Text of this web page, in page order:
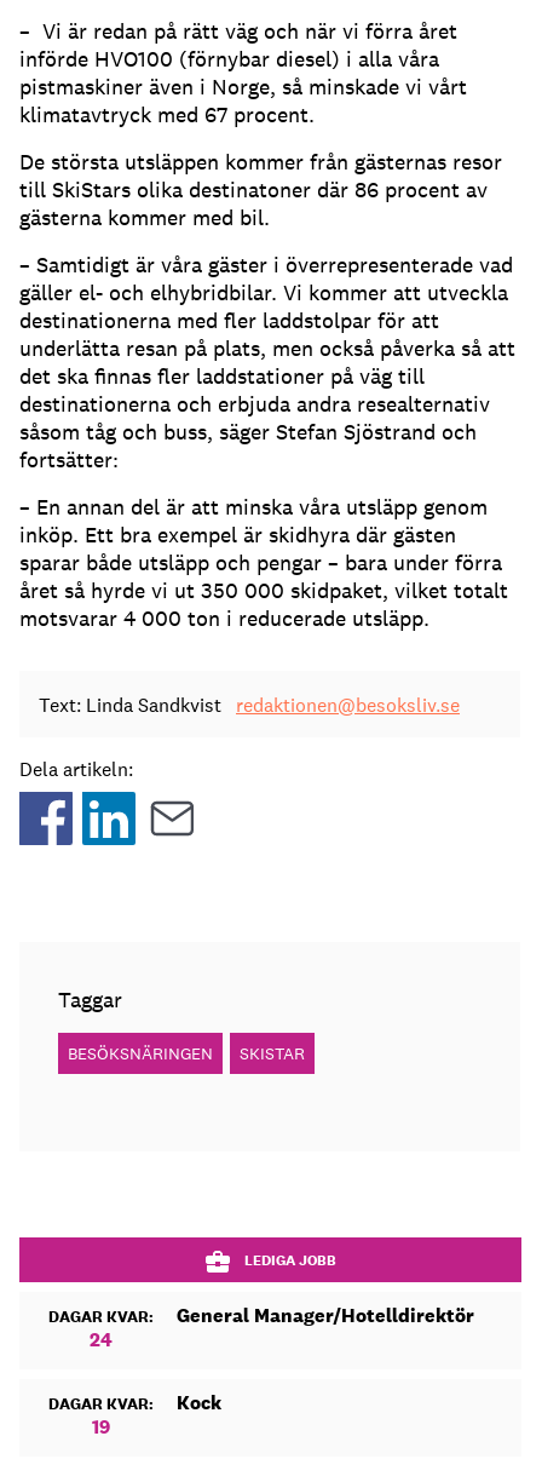
– Vi är redan på rätt väg och när vi förra året
införde HVO100 (förnybar diesel) i alla våra
pistmaskiner även i Norge, så minskade vi vårt
klimatavtryck med 67 procent.
De största utsläppen kommer från gästernas resor
till SkiStars olika destinatoner där 86 procent av
gästerna kommer med bil.
– Samtidigt är våra gäster i överrepresenterade vad
gäller el- och elhybridbilar. Vi kommer att utveckla
destinationerna med fler laddstolpar för att
underlätta resan på plats, men också påverka så att
det ska finnas fler laddstationer på väg till
destinationerna och erbjuda andra resealternativ
såsom tåg och buss, säger Stefan Sjöstrand och
fortsätter:
– En annan del är att minska våra utsläpp genom
inköp. Ett bra exempel är skidhyra där gästen
sparar både utsläpp och pengar – bara under förra
året så hyrde vi ut 350 000 skidpaket, vilket totalt
motsvarar 4 000 ton i reducerade utsläpp.
Text: Linda Sandkvist redaktionen@besoksliv.se
Dela artikeln:
Taggar
BESÖKSNÄRINGEN SKISTAR
LEDIGA JOBB
DAGAR KVAR:
24
General Manager/Hotelldirektör
DAGAR KVAR:
19
Kock